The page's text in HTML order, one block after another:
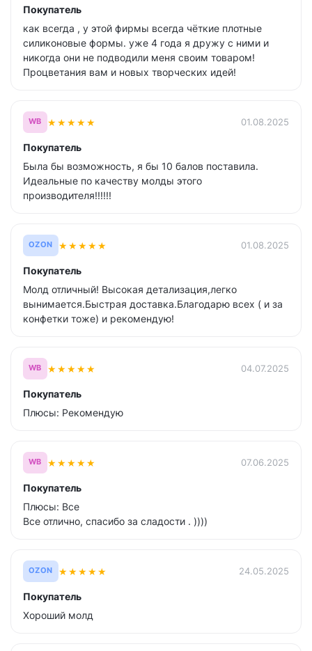
Покупатель
как всегда , у этой фирмы всегда чёткие плотные
силиконовые формы. уже 4 года я дружу с ними и
никогда они не подводили меня своим товаром!
Процветания вам и новых творческих идей!
WB ★★★★★ 01.08.2025
Покупатель
Была бы возможность, я бы 10 балов поставила.
Идеальные по качеству молды этого
производителя!!!!!!
OZON ★★★★★ 01.08.2025
Покупатель
Молд отличный! Высокая детализация,легко
вынимается.Быстрая доставка.Благодарю всех ( и за
конфетки тоже) и рекомендую!
WB ★★★★★ 04.07.2025
Покупатель
Плюсы: Рекомендую
WB ★★★★★ 07.06.2025
Покупатель
Плюсы: Все
Все отлично, спасибо за сладости . ))))
OZON ★★★★★ 24.05.2025
Покупатель
Хороший молд